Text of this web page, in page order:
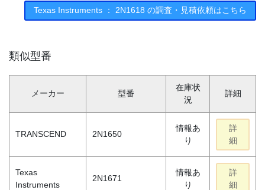
Texas Instruments ： 2N1618 の調査・見積依頼はこちら
類似型番
メーカー 型番
在庫状
況
詳細
TRANSCEND 2N1650
情報あ
り
詳
細
Texas
Instruments
2N1671
情報あ
り
詳
細